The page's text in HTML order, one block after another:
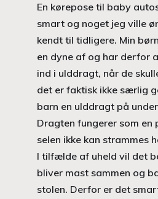
En kørepose til baby
smart og noget jeg ville
kendt til tidligere. Min
en dyne af og har derfor
ind i ulddragt, når de
det er faktisk ikke særlig
barn en ulddragt på
Dragten fungerer som en
selen ikke kan strammes
I tilfælde af uheld vil det
bliver mast sammen og
stolen. Derfor er det